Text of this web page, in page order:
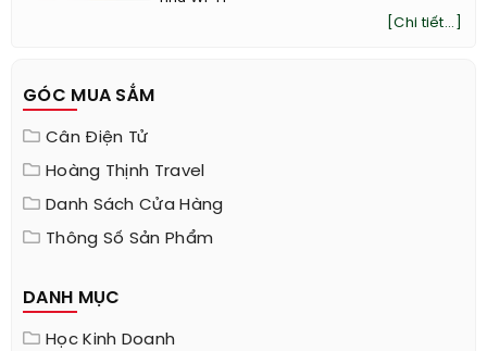
[Chi tiết...]
GÓC MUA SẮM
Cân Điện Tử
Hoàng Thịnh Travel
Danh Sách Cửa Hàng
Thông Số Sản Phẩm
DANH MỤC
Học Kinh Doanh